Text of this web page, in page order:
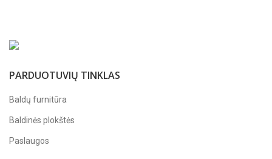
PARDUOTUVIŲ TINKLAS
Baldų furnitūra
Baldinės plokštės
Paslaugos